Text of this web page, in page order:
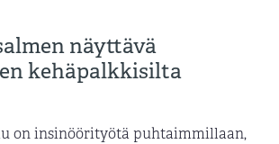
näyttävä
kehäpalkkisilta
on insinöörityötä puhtaimmillaan,